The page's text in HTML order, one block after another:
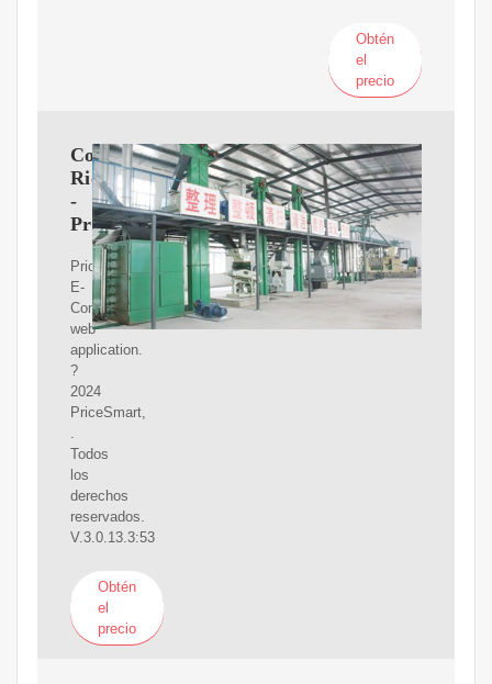
Obtén
el
precio
Costa
Rica
-
PriceSmart
Pricesmart
E-
Commerce
web
application.
?
2024
PriceSmart,
.
Todos
los
derechos
reservados.
V.3.0.13.3:53
Obtén
el
precio